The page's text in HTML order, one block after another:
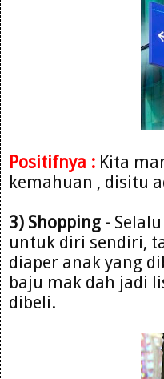
Positifnya : Kita
kemahuan , disitu
3) Shopping -
untuk diri sendiri,
diaper anak yang
baju mak dah jadi
dibeli.